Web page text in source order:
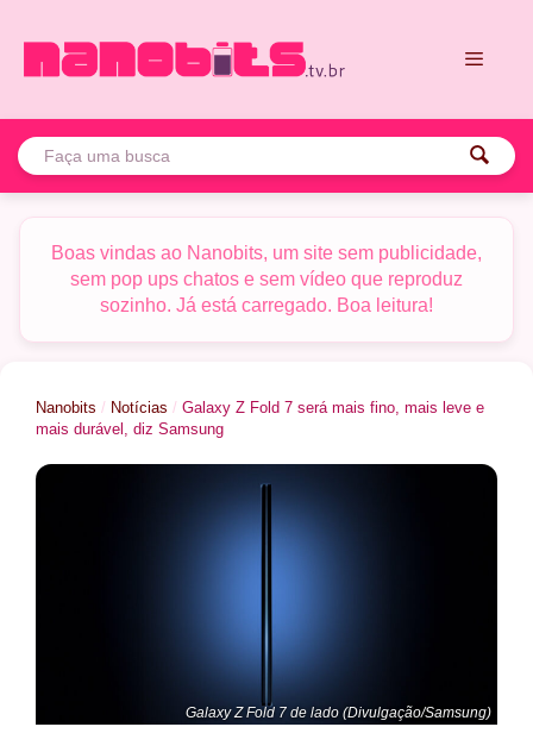
para
Boas vindas ao Nanobits, um site sem publicidade,
sem pop ups chatos e sem vídeo que reproduz
sozinho. Já está carregado. Boa leitura!
Nanobits / Notícias / Galaxy Z Fold 7 será mais fino, mais leve e
mais durável, diz Samsung
Galaxy Z Fold 7 de lado (Divulgação/Samsung)